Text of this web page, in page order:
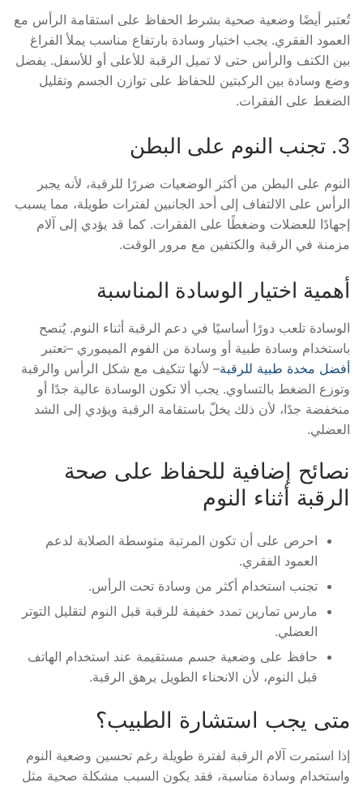
تُعتبر أيضًا وضعية صحية بشرط الحفاظ على استقامة الرأس مع
العمود الفقري. يجب اختيار وسادة بارتفاع مناسب يملأ الفراغ
بين الكتف والرأس حتى لا تميل الرقبة للأعلى أو للأسفل. يفضل
وضع وسادة بين الركبتين للحفاظ على توازن الجسم وتقليل
الضغط على الفقرات.
3. تجنب النوم على البطن
النوم على البطن من أكثر الوضعيات ضررًا للرقبة، لأنه يجبر
الرأس على الالتفاف إلى أحد الجانبين لفترات طويلة، مما يسبب
إجهادًا للعضلات وضغطًا على الفقرات. كما قد يؤدي إلى آلام
مزمنة في الرقبة والكتفين مع مرور الوقت.
أهمية اختيار الوسادة المناسبة
الوسادة تلعب دورًا أساسيًا في دعم الرقبة أثناء النوم. يُنصح
باستخدام وسادة طبية أو وسادة من الفوم الميموري –تعتبر
أفضل مخدة طبية للرقبة– لأنها تتكيف مع شكل الرأس والرقبة
وتوزع الضغط بالتساوي. يجب ألا تكون الوسادة عالية جدًا أو
منخفضة جدًا، لأن ذلك يخلّ باستقامة الرقبة ويؤدي إلى الشد
العضلي.
نصائح إضافية للحفاظ على صحة
الرقبة أثناء النوم
احرص على أن تكون المرتبة متوسطة الصلابة لدعم
العمود الفقري.
تجنب استخدام أكثر من وسادة تحت الرأس.
مارس تمارين تمدد خفيفة للرقبة قبل النوم لتقليل التوتر
العضلي.
حافظ على وضعية جسم مستقيمة عند استخدام الهاتف
قبل النوم، لأن الانحناء الطويل يرهق الرقبة.
متى يجب استشارة الطبيب؟
إذا استمرت آلام الرقبة لفترة طويلة رغم تحسين وضعية النوم
واستخدام وسادة مناسبة، فقد يكون السبب مشكلة صحية مثل